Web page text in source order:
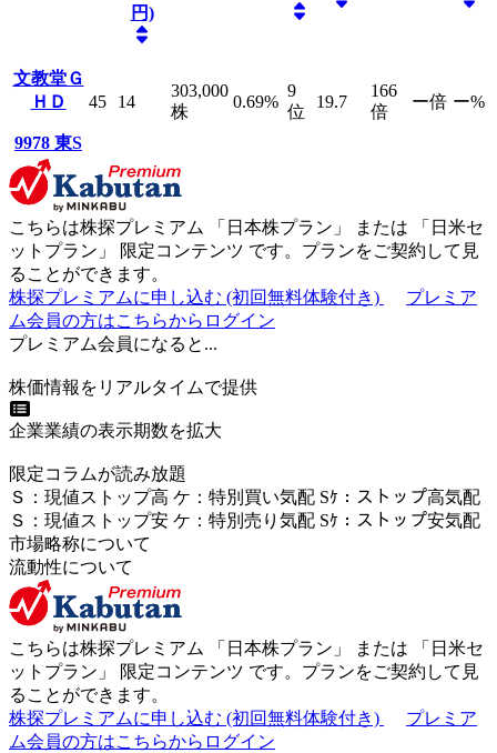
円)
文教堂Ｇ
ＨＤ
9978 東S
45 14
303,000
株
0.69%
9
位
19.7
166
倍
ー倍 ー%
こちらは株探プレミアム 「 日本株プラン 」 または 「 日米セ
ットプラン 」 限定コンテンツ です。プランをご契約して見
ることができます。
株探プレミアムに申し込む (初回無料体験付き)
プレミア
ム会員の方はこちらからログイン
プレミアム会員になると...
株価情報をリアルタイムで提供
企業業績の表示期数を拡大
限定コラムが読み放題
Ｓ ： 現値ストップ高 ケ ： 特別買い気配 Sｹ ： ストップ高気配
Ｓ ： 現値ストップ安 ケ ： 特別売 り 気配 Sｹ ： ストップ安気配
市場略称について
流動性について
こちらは株探プレミアム 「 日本株プラン 」 または 「 日米セ
ットプラン 」 限定コンテンツ です。プランをご契約して見
ることができます。
株探プレミアムに申し込む (初回無料体験付き)
プレミア
ム会員の方はこちらからログイン